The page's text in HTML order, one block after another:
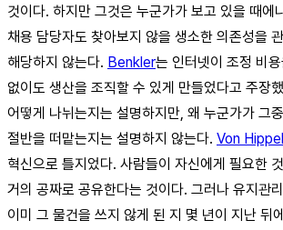
것이다. 하지만 그것은 누군가가 보고 있을 때에
채용 담당자도 찾아보지 않을 생소한 의존성을
해당하지 않는다. Benkler는 인터넷이 조정 비
없이도 생산을 조직할 수 있게 만들었다고 주장
어떻게 나뉘는지는 설명하지만, 왜 누군가가 그
절반을 떠맡는지는 설명하지 않는다. Von Hippel
혁신으로 틀지었다. 사람들이 자신에게 필요한
거의 공짜로 공유한다는 것이다. 그러나 유지관
이미 그 물건을 쓰지 않게 된 지 몇 년이 지난 뒤